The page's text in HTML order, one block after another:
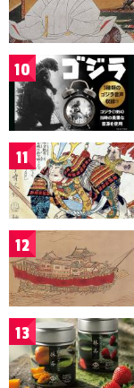
10
11
12
13